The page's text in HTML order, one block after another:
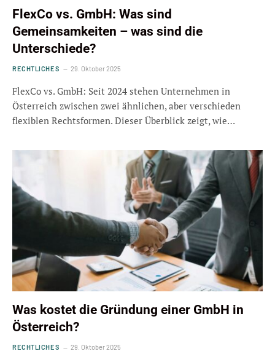
FlexCo vs. GmbH: Was sind
Gemeinsamkeiten – was sind die
Unterschiede?
RECHTLICHES 29. Oktober 2025
FlexCo vs. GmbH: Seit 2024 stehen Unternehmen in
Österreich zwischen zwei ähnlichen, aber verschieden
flexiblen Rechtsformen. Dieser Überblick zeigt, wie…
Was kostet die Gründung einer GmbH in
Österreich?
RECHTLICHES 29. Oktober 2025